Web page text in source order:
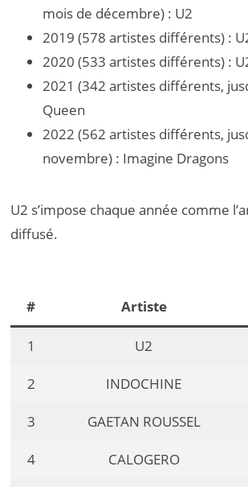
mois de décembre) : U2
2019 (578 artistes différents) :
2020 (533 artistes différents) :
2021 (342 artistes différents,
Queen
2022 (562 artistes différents,
novembre) : Imagine Dragons
U2 s’impose chaque année comme
diffusé.
# Artiste
1 U2
2 INDOCHINE
3 GAETAN ROUSSEL
4 CALOGERO